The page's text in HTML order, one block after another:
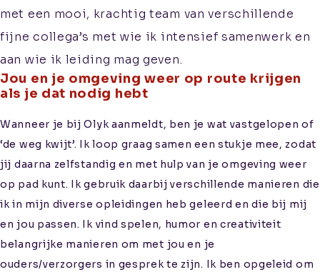
Aanmelden
Informatie voor
verwijzers
Kwaliteitswaarborging
met een mooi, krachtig team van verschillende
fijne collega’s met wie ik intensief samenwerk en
aan wie ik leiding mag geven.
Jou en je omgeving weer op route krijgen
als je dat nodig hebt
Wanneer je bij Olyk aanmeldt, ben je wat vastgelopen of
‘de weg kwijt’. Ik loop graag samen een stukje mee, zodat
jij daarna zelfstandig en met hulp van je omgeving weer
op pad kunt. Ik gebruik daarbij verschillende manieren die
ik in mijn diverse opleidingen heb geleerd en die bij mij
en jou passen. Ik vind spelen, humor en creativiteit
belangrijke manieren om met jou en je
ouders/verzorgers in gesprek te zijn. Ik ben opgeleid om